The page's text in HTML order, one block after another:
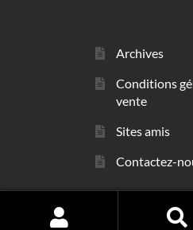
Archives
Conditions
vente
Sites amis
Contactez-
© sarl Les Minéraux 2006 -